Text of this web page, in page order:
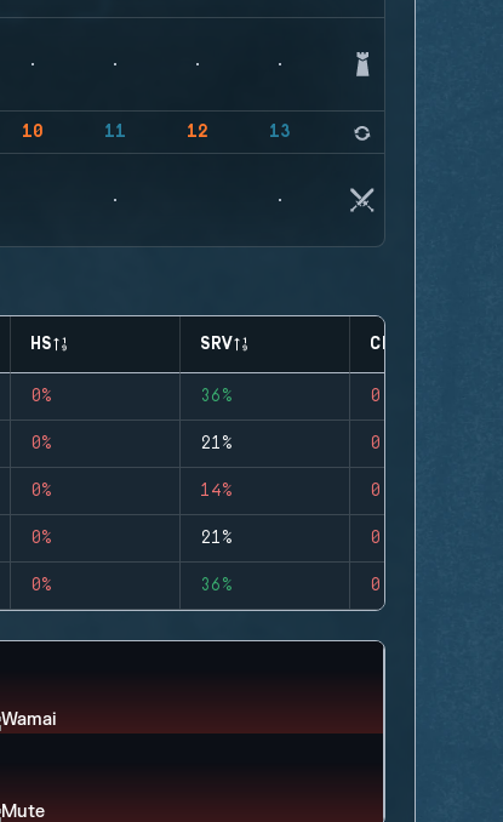
10 11 12 13
HS SRV CLUTCHES
0% 36% 0
0% 21% 0
0% 14% 0
0% 21% 0
0% 36% 0